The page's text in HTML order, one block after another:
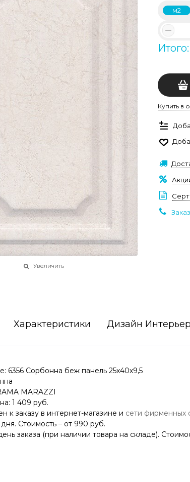
Увеличить
м2
Купить в
Характеристики Дизайн
6356 Сорбонна беж панель 25х40х9,5
MARAZZI
1 409 руб.
к заказу в интернет-магазине и сети фирменных
Стоимость – от 990 руб.
заказа (при наличии товара на складе).